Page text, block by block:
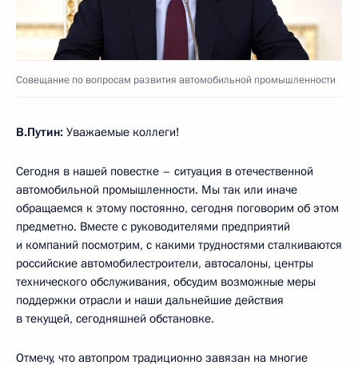
Совещание по вопросам развития автомобильной промышленности
В.Путин: Уважаемые коллеги!
Сегодня в нашей повестке – ситуация в отечественной
автомобильной промышленности. Мы так или иначе
обращаемся к этому постоянно, сегодня поговорим об этом
предметно. Вместе с руководителями предприятий
и компаний посмотрим, с какими трудностями сталкиваются
российские автомобилестроители, автосалоны, центры
технического обслуживания, обсудим возможные меры
поддержки отрасли и наши дальнейшие действия
в текущей, сегодняшней обстановке.
Отмечу, что автопром традиционно завязан на многие